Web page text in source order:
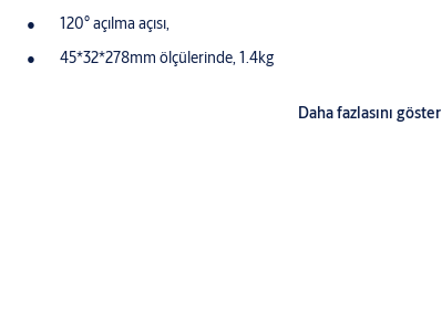
120° açılma açısı,
45*32*278mm ölçülerinde, 1.4kg
Daha fazlasını göster